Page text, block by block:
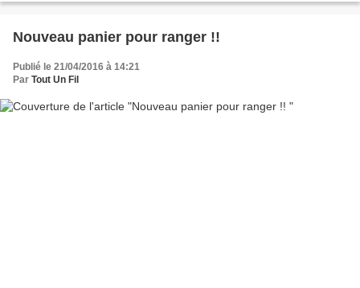
Nouveau panier pour ranger !!
Publié le 21/04/2016 à 14:21
Par Tout Un Fil